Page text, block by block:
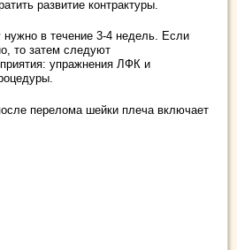
развитие контрактуры.
нужно в течение 3-4 недель. Если
то затем следуют
упражнения ЛФК и
перелома шейки плеча включает